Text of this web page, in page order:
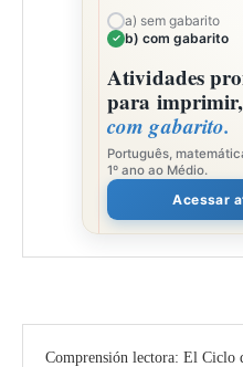
a) sem gabarito
b) com gabarito
Atividades
para imprimir,
com gabarito.
Português,
1º ano ao Médio.
Acessar
Comprensión lectora: El Ciclo